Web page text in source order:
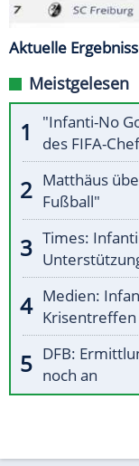
Aktuelle
Meistgelesen
"Infanti-No
des FIFA-
Matthäus
Fußball"
Times:
Medien:
Krisentreffen
DFB:
noch an